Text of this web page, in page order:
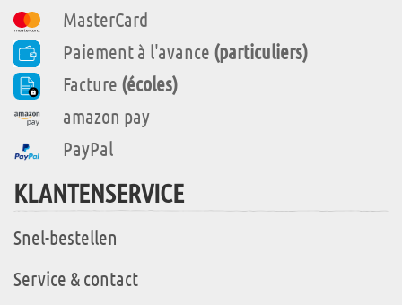
MasterCard
Paiement à l'avance (particuliers)
Facture (écoles)
amazon pay
PayPal
KLANTENSERVICE
Snel-bestellen
Service & contact